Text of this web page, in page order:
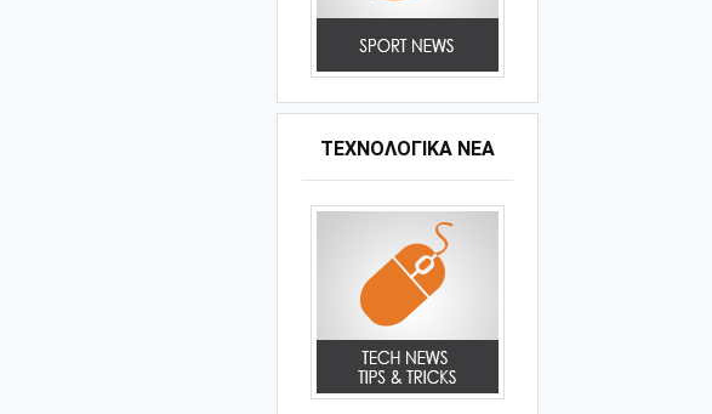
ΤΕΧΝΟΛΟΓΙΚΑ ΝΕΑ